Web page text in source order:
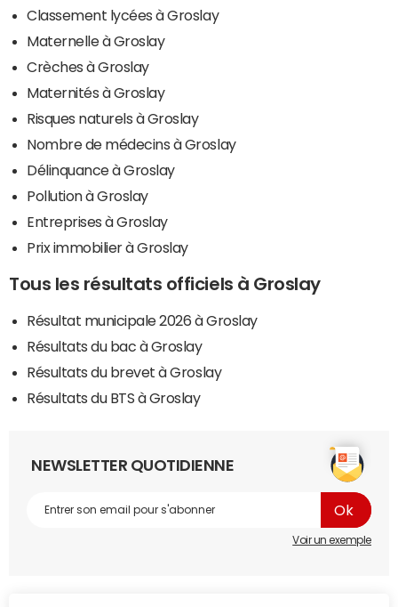
Classement lycées à Groslay
Maternelle à Groslay
Crèches à Groslay
Maternités à Groslay
Risques naturels à Groslay
Nombre de médecins à Groslay
Délinquance à Groslay
Pollution à Groslay
Entreprises à Groslay
Prix immobilier à Groslay
Tous les résultats officiels à Groslay
Résultat municipale 2026 à Groslay
Résultats du bac à Groslay
Résultats du brevet à Groslay
Résultats du BTS à Groslay
NEWSLETTER QUOTIDIENNE
Voir un exemple